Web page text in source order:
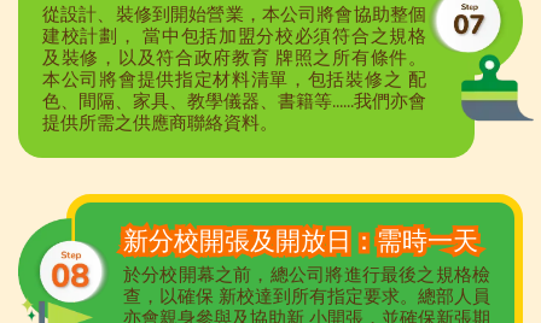
從設計、裝修到開始營業，本公司將會協助整個
建校計劃， 當中包括加盟分校必須符合之規格
及裝修，以及符合政府教育 牌照之所有條件。
本公司將會提供指定材料清單，包括裝修之 配
色、間隔、家具、教學儀器、書籍等......我們亦會
提供所需之供應商聯絡資料。
新分校開張及開放日：需時一天
於分校開幕之前，總公司將進行最後之規格檢
查，以確保 新校達到所有指定要求。總部人員
亦會親身參與及協助新 小開張，並確保新張期